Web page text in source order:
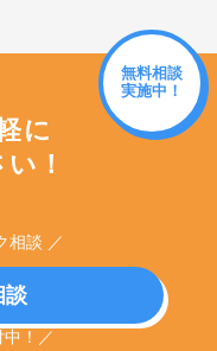
無料相談
実施中！
に
！
相談 ／
談
！／